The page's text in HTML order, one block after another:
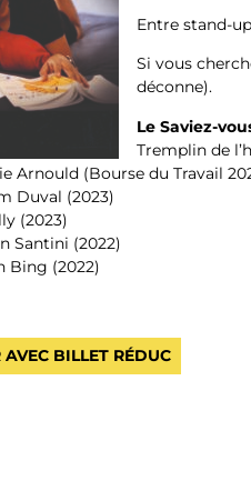
Entre stand-
Si vous
déconne).
Le Saviez-
Tremplin de
Arnould (Bourse du Travail
Duval (2023)
(2023)
Santini (2022)
Bing (2022)
AVEC BILLET RÉDUC